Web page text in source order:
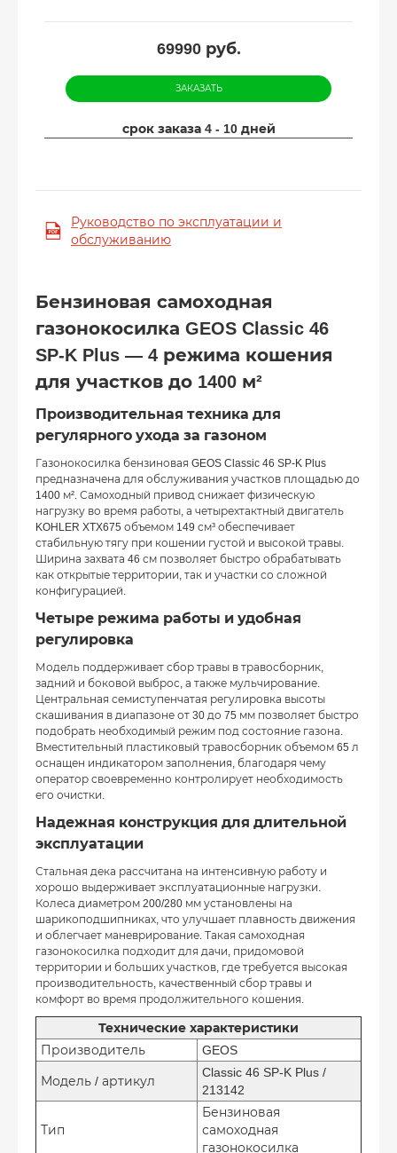
69990руб.
ЗАКАЗАТЬ
срок заказа 4 - 10 дней
Руководство по эксплуатации и
обслуживанию
Бензиновая самоходная
газонокосилка GEOS Classic 46
SP-K Plus — 4 режима кошения
для участков до 1400 м²
Производительная техника для
регулярного ухода за газоном
Газонокосилка бензиновая GEOS Classic 46 SP-K Plus
предназначена для обслуживания участков площадью до
1400 м². Самоходный привод снижает физическую
нагрузку во время работы, а четырехтактный двигатель
KOHLER XTX675 объемом 149 см³ обеспечивает
стабильную тягу при кошении густой и высокой травы.
Ширина захвата 46 см позволяет быстро обрабатывать
как открытые территории, так и участки со сложной
конфигурацией.
Четыре режима работы и удобная
регулировка
Модель поддерживает сбор травы в травосборник,
задний и боковой выброс, а также мульчирование.
Центральная семиступенчатая регулировка высоты
скашивания в диапазоне от 30 до 75 мм позволяет быстро
подобрать необходимый режим под состояние газона.
Вместительный пластиковый травосборник объемом 65 л
оснащен индикатором заполнения, благодаря чему
оператор своевременно контролирует необходимость
его очистки.
Надежная конструкция для длительной
эксплуатации
Стальная дека рассчитана на интенсивную работу и
хорошо выдерживает эксплуатационные нагрузки.
Колеса диаметром 200/280 мм установлены на
шарикоподшипниках, что улучшает плавность движения
и облегчает маневрирование. Такая самоходная
газонокосилка подходит для дачи, придомовой
территории и больших участков, где требуется высокая
производительность, качественный сбор травы и
комфорт во время продолжительного кошения.
Технические характеристики
Производитель
GEOS
Модель / артикул
Classic 46 SP-K Plus /
213142
Тип
Бензиновая
самоходная
газонокосилка